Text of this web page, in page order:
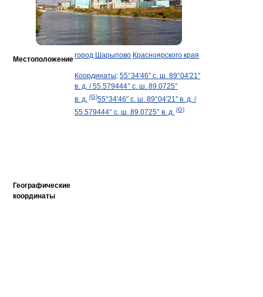
Местоположениегород Шарыпово Красноярского края
Географические
координаты
Координаты: 55°34′46″ с. ш. 89°04′21″
в. д. /55.579444° с. ш. 89.0725°
в. д. (G)55°34′46″ с. ш. 89°04′21″ в. д. /
55.579444° с. ш. 89.0725° в. д. (G)